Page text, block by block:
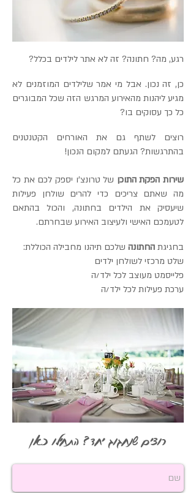
רגע, מה? חתונה? זה לא אתר לילדים בכלל?
כן, זה נכון. אבל מי אמר שלילדים המוזמנים לא
מגיע ליהנות מהאירוע המרגש הזה שכל המבוגרים
כל כך עסוקים בו?
רוצים לשתף גם את האורחים הקטנטנים
בהתרגשות? הגעתם למקום הנכון!
שירות הפקת התוכן של טרונצ'ו יספק לכם את כל
מה שאתם צריכים כדי להרים שולחן פעילות
שיעסיק את הילדים בחתונה, והכול בהתאם
לטעמכם האישי ולעיצוב האירוע שבחרתם.
בחגיגת החתונה שלכם תיהנו מחבילה הכוללת:
שלט מרכזי לשולחן ילדים
פלייסמט מעוצב לכל ילד/ה
ערכת פעילות לכל ילד/ה
רוצים שנחגוג יחד? התחילו כאן